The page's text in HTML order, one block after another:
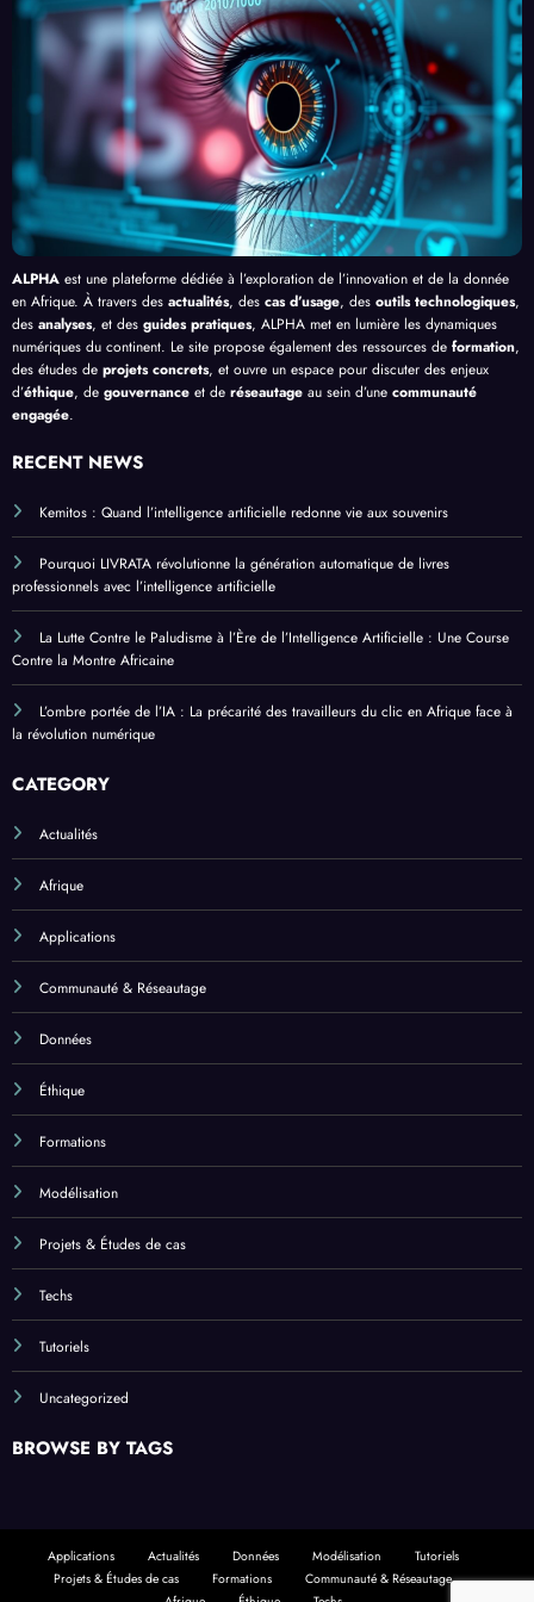
Clic »
en
Afriq
ue
e le
Palud
isme
en
Afriq
ue
, au-
delà
de
Bang
ui
cacit
é de
l’IA
ALPHA est une plateforme dédiée à l’exploration de l’innovation et de la donnée
en Afrique. À travers des actualités, des cas d’usage, des outils technologiques,
des analyses, et des guides pratiques, ALPHA met en lumière les dynamiques
numériques du continent. Le site propose également des ressources de formation,
des études de projets concrets, et ouvre un espace pour discuter des enjeux
d’éthique, de gouvernance et de réseautage au sein d’une communauté
engagée.
RECENT NEWS
Kemitos : Quand l’intelligence artificielle redonne vie aux souvenirs
Pourquoi LIVRATA révolutionne la génération automatique de livres
professionnels avec l’intelligence artificielle
La Lutte Contre le Paludisme à l’Ère de l’Intelligence Artificielle : Une Course
Contre la Montre Africaine
L’ombre portée de l’IA : La précarité des travailleurs du clic en Afrique face à
la révolution numérique
CATEGORY
Actualités
Afrique
Applications
Communauté & Réseautage
Données
Éthique
Formations
Modélisation
Projets & Études de cas
Techs
Tutoriels
Uncategorized
BROWSE BY TAGS
Applications Actualités Données Modélisation
Tutoriels
Projets & Études de cas
Formations
Communauté & Réseautage